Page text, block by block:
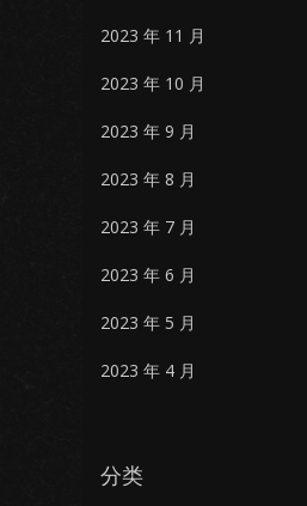
2023 年 11 月
2023 年 10 月
2023 年 9 月
2023 年 8 月
2023 年 7 月
2023 年 6 月
2023 年 5 月
2023 年 4 月
分类